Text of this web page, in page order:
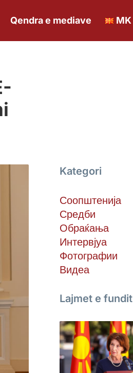
Qendra e mediave MK
Kategori
Соопштенија
Средби
Обраќања
Интервјуа
Фотографии
Видеа
Lajmet e fundit